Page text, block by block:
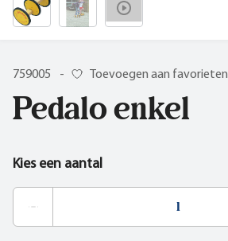
759005 - Toevoegen aan favorieten
Pedalo enkel
Kies een aantal